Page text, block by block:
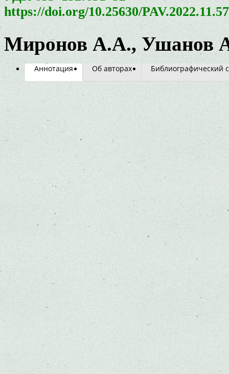
https://doi.org/10.25630/
Миронов А.А., Ушанов
Аннотация Об авторах Библиографический